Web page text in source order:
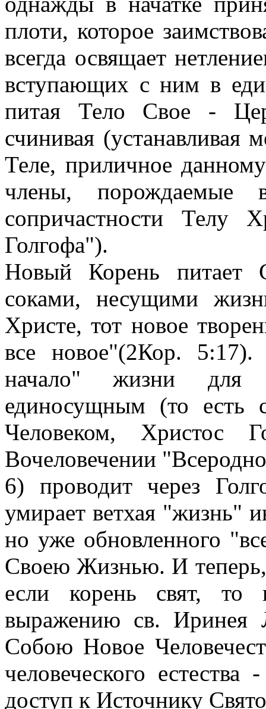
плоти, которое
всегда освящает
вступающих с ним в
питая Тело Свое -
счинивая (устанавливая
Теле, приличное
члены,
сопричастности
Голгофа").
Новый Корень
соками, несущими
Христе, тот новое
все новое"(2Кор.
начало" жизни для
единосущным (то есть
Человеком, Христос
Вочеловечении
6) проводит через
умирает ветхая "жизнь"
но уже обновленного
Своею Жизнью. И теперь,
если корень свят,
выражению св. Иринея
Собою Новое
человеческого
доступ к Источнику